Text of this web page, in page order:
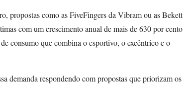
propostas como as FiveFingers da Vibram ou as Bekett
com um crescimento anual de mais de 630 por cento
consumo que combina o esportivo, o excêntrico e o
demanda respondendo com propostas que priorizam os